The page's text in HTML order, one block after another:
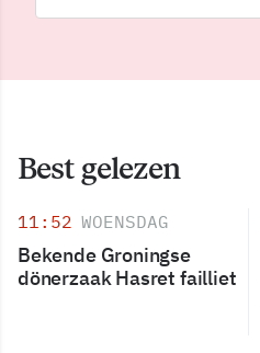
Best gelezen
11:52 WOENSDAG
Bekende Groningse
dönerzaak Hasret failliet